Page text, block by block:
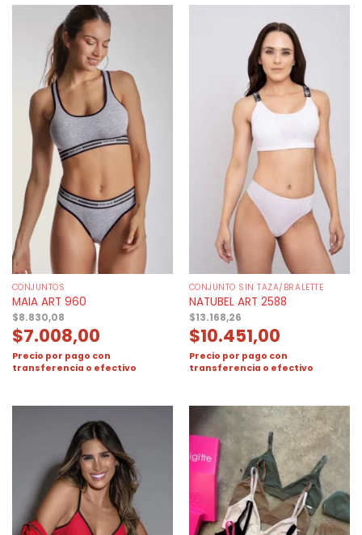
CONJUNTOS
MAIA ART 960
$8.830,08
$7.008,00
Precio por pago con
transferencia o efectivo
CONJUNTO SIN TAZA/BRALETTE
NATUBEL ART 2588
$13.168,26
$10.451,00
Precio por pago con
transferencia o efectivo